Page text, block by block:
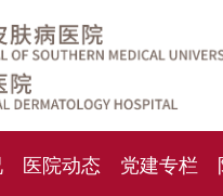
医院动态 党建专栏